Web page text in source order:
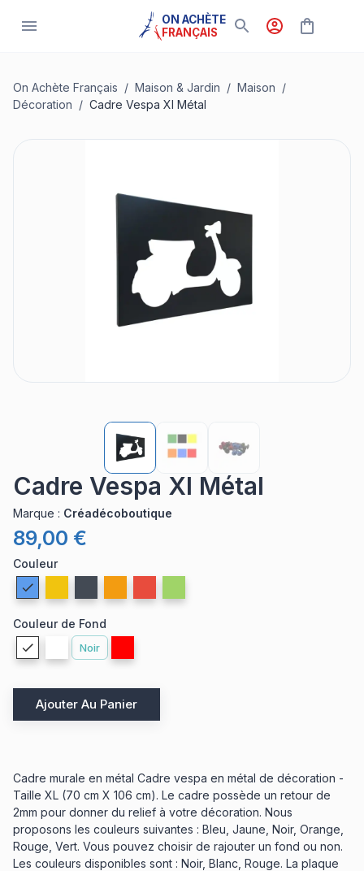
ON ACHÈTE
FRANÇAIS
On Achète Français / Maison & Jardin / Maison /
Décoration / Cadre Vespa Xl Métal
Cadre Vespa Xl Métal
Marque : Créadécoboutique
89,00 €
Couleur
Couleur de Fond
Noir
Ajouter Au Panier
Cadre murale en métal Cadre vespa en métal de décoration -
Taille XL (70 cm X 106 cm). Le cadre possède un retour de
2mm pour donner du relief à votre décoration. Nous
proposons les couleurs suivantes : Bleu, Jaune, Noir, Orange,
Rouge, Vert. Vous pouvez choisir de rajouter un fond ou non.
Les couleurs disponibles sont : Noir, Blanc, Rouge. La plaque